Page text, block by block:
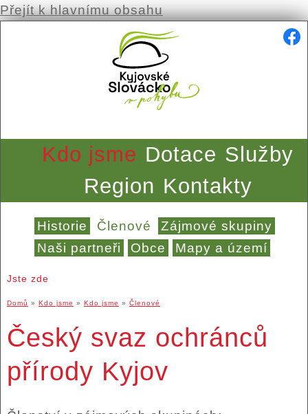
Přejít k hlavnímu obsahu
Kdo jsme Dotace Služby
Region Kontakty
Historie Členové
Zájmové skupiny
Naši partneři
Obce Mapy a území
Jste zde
Domů » Kdo jsme » Kdo jsme » Členové
Český svaz ochránců
přírody Kyjov